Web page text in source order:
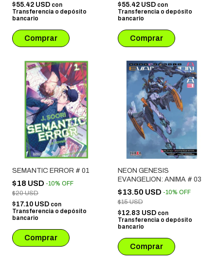
$55.42 USD con
Transferencia o depósito
bancario
$55.42 USD con
Transferencia o depósito
bancario
SEMANTIC ERROR # 01
$18 USD -10% OFF
$20 USD
$17.10 USD con
Transferencia o depósito
bancario
NEON GENESIS
EVANGELION: ANIMA # 03
$13.50 USD -10% OFF
$15 USD
$12.83 USD con
Transferencia o depósito
bancario